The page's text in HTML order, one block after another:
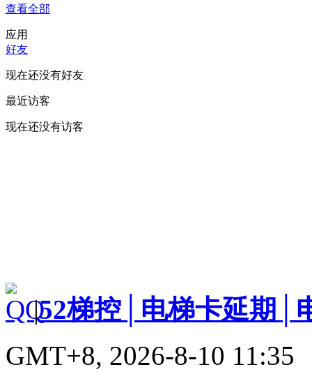
查看全部
应用
好友
现在还没有好友
最近访客
现在还没有访客
|52梯控│电梯卡延期│
GMT+8, 2026-8-10 11:35